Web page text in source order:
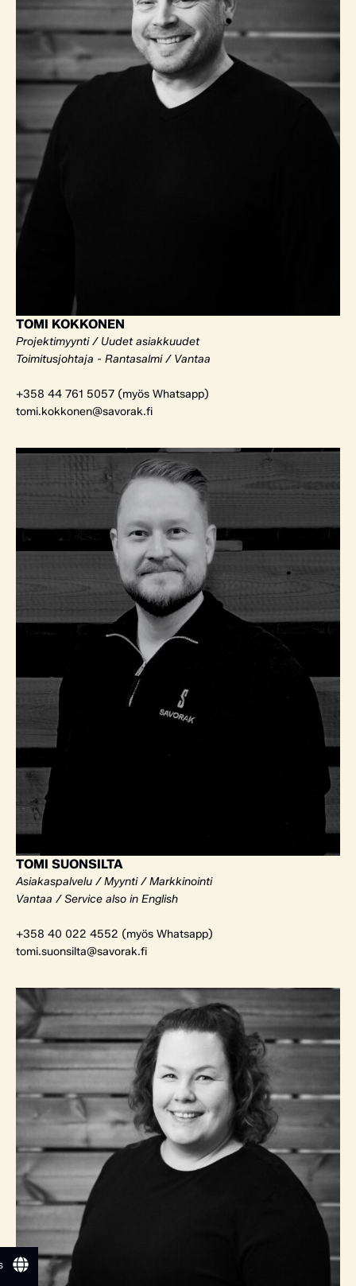
TOMI KOKKONEN
Projektimyynti / Uudet asiakkuudet
Toimitusjohtaja - Rantasalmi / Vantaa
+358 44 761 5057 (myös Whatsapp)
tomi.kokkonen@savorak.fi
TOMI SUONSILTA
Asiakaspalvelu / Myynti / Markkinointi
Vantaa / Service also in English
+358 40 022 4552 (myös Whatsapp)
tomi.suonsilta@savorak.fi